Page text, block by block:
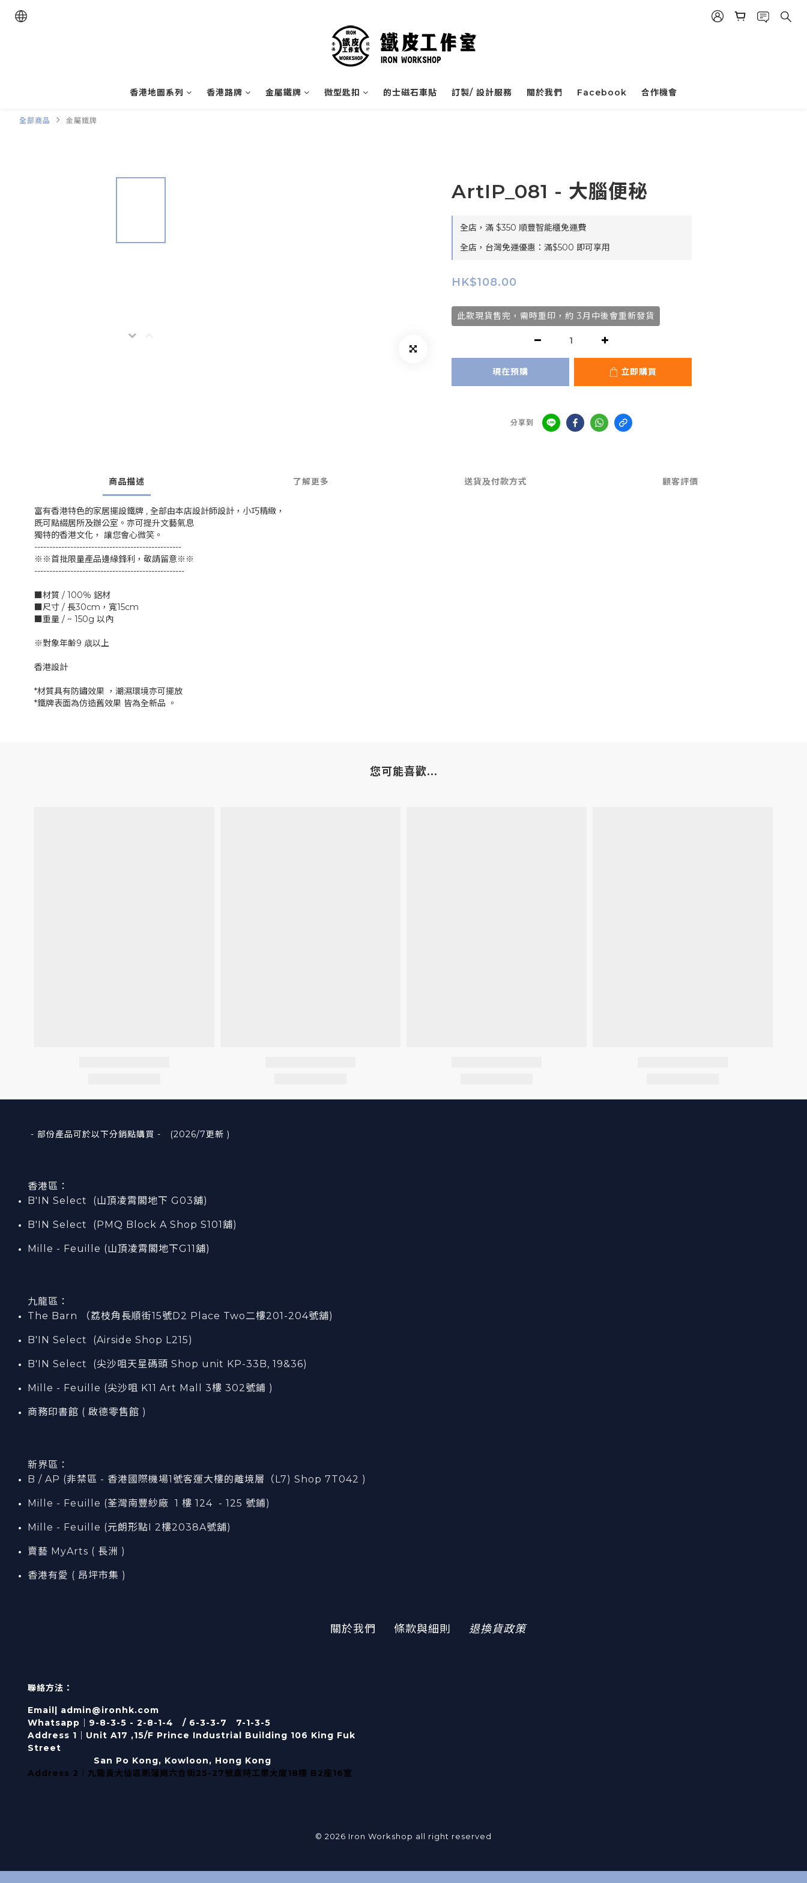
香港地圖系列 香港路牌 金屬鐵牌 微型匙扣 的士磁石車貼 訂製/ 設計服務 關於我們 Facebook 合作機會
全部商品 金屬鐵牌
ArtIP_081 - 大腦便秘
全店，滿 $350 順豐智能櫃免運費
全店，台灣免運優惠：滿$500 即可享用
HK$108.00
此款現貨售完，需時重印，約 3月中後會重新發貨
現在預購 立即購買
分享到
商品描述 了解更多 送貨及付款方式 顧客評價
富有香港特色的家居擺設鐵牌 , 全部由本店設計師設計，小巧精緻，
既可點綴居所及辦公室。亦可提升文藝氣息
獨特的香港文化， 讓您會心微笑。
-------------------------------------------------
※※首批限量產品邊緣鋒利，敬請留意※※
--------------------------------------------------
■材質 / 100％ 鋁材
■尺寸 / 長30cm，寬15cm
■重量 / ~ 150g 以內
※對象年齢9 歳以上
香港設計
*材質具有防鏽效果 ，潮濕環境亦可擺放
*鐵牌表面為仿造舊效果 皆為全新品 。
您可能喜歡...
- 部份產品可於以下分銷點購買 - (2026/7更新 )
香港區：
B'IN Select (山頂凌霄閣地下 G03舖)
B'IN Select (PMQ Block A Shop S101 舖)
Mille - Feuille (山頂凌霄閣地下G11舖)
九龍區：
The Barn （荔枝角長順街15號D2 Place Two二樓201-204號舖)
B'IN Select (Airside Shop L215)
B'IN Select (尖沙咀天星碼頭 Shop unit KP-33B, 19&36)
Mille - Feuille (尖沙咀 K11 Art Mall 3樓 302號鋪 )
商務印書館 ( 啟德零售館 )
新界區：
B / AP (非禁區 - 香港國際機場1號客運大樓的離境層（L7) Shop 7T042 )
Mille - Feuille (荃灣南豐紗廠 1 樓 124 - 125 號鋪)
Mille - Feuille (元朗形點I 2樓2038A號舖)
賣藝 MyArts ( 長洲 )
香港有愛 ( 昂坪市集 )
關於我們 條款與細則 退換貨政策
聯絡方法：
Email| admin@ironhk.com
Whatsapp｜9-8-3-5 - 2-8-1-4 / 6-3-3-7 7-1-3-5
Address 1｜ Unit A17 ,15/F Prince Industrial Building 106 King Fuk
Street
San Po Kong, Kowloon, Hong Kong
Address 2｜九龍黃大仙區新蒲崗六合街25-27號嘉時工業大廈18樓 B2座16室
© 2026 Iron Workshop all right reserved